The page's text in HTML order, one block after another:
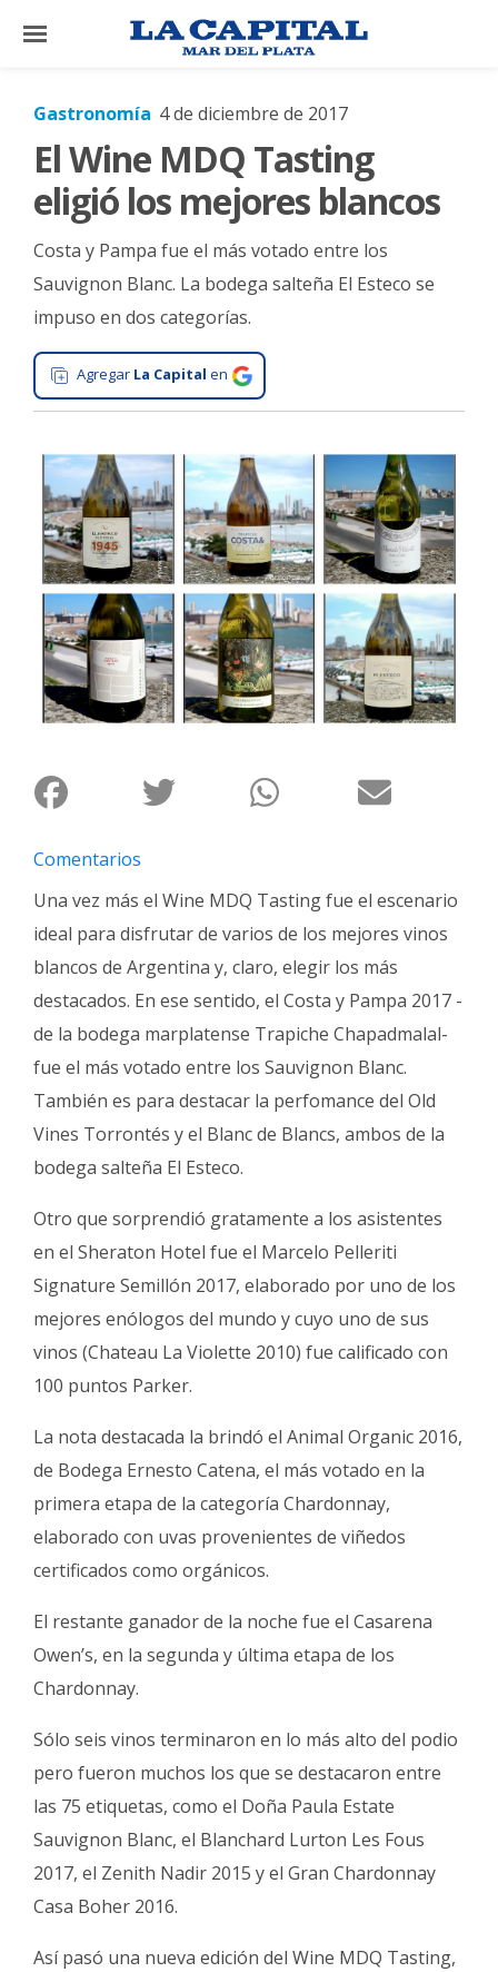
×
El
País
Mundo
La
Zona
Cultura
Tecnología
Salud
Interés
General
La
Ciudad
Deportes
Arte
y
Policiales
de
Familia
Clasificados
Fúnebres
Gastronomía 4 de diciembre de 2017
El Wine MDQ Tasting
eligió los mejores blancos
Costa y Pampa fue el más votado entre los
Sauvignon Blanc. La bodega salteña El Esteco se
impuso en dos categorías.
Agregar La Capital en
Comentarios
Una vez más el Wine MDQ Tasting fue el escenario
ideal para disfrutar de varios de los mejores vinos
blancos de Argentina y, claro, elegir los más
destacados. En ese sentido, el Costa y Pampa 2017 -
de la bodega marplatense Trapiche Chapadmalal-
fue el más votado entre los Sauvignon Blanc.
También es para destacar la perfomance del Old
Vines Torrontés y el Blanc de Blancs, ambos de la
bodega salteña El Esteco.
Otro que sorprendió gratamente a los asistentes
en el Sheraton Hotel fue el Marcelo Pelleriti
Signature Semillón 2017, elaborado por uno de los
mejores enólogos del mundo y cuyo uno de sus
vinos (Chateau La Violette 2010) fue calificado con
100 puntos Parker.
La nota destacada la brindó el Animal Organic 2016,
de Bodega Ernesto Catena, el más votado en la
primera etapa de la categoría Chardonnay,
elaborado con uvas provenientes de viñedos
certificados como orgánicos.
El restante ganador de la noche fue el Casarena
Owen’s, en la segunda y última etapa de los
Chardonnay.
Sólo seis vinos terminaron en lo más alto del podio
pero fueron muchos los que se destacaron entre
las 75 etiquetas, como el Doña Paula Estate
Sauvignon Blanc, el Blanchard Lurton Les Fous
2017, el Zenith Nadir 2015 y el Gran Chardonnay
Casa Boher 2016.
Así pasó una nueva edición del Wine MDQ Tasting,